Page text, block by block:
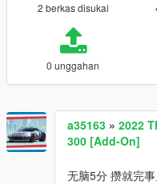
2 berkas disukai
0 unggahan
a35163 » 2022
300 [Add-On]
无脑5分 攒就完